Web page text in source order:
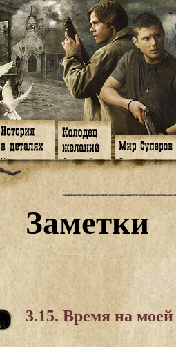
Книги
Галереи
Музыка
Видео
Субтитры
Заметки
Мысли
Откровение
Арт-кафе
Игромания
Фанфики
Фанарт
Анекдоты
Передоз
Страшилки
Знакомство
Обитатели
Семейное
Дневник
СИЗО
Суперы от и
Заметки
3.15. Время на моей